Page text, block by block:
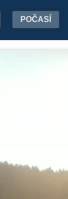
POČASÍ